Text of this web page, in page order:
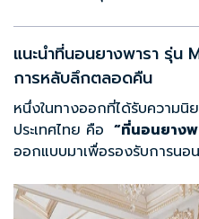
แนะนำที่นอนยางพารา รุ่น
การหลับลึกตลอดคืน
หนึ่งในทางออกที่ได้รับความ
ประเทศไทย คือ “ที่นอนยางพ
ออกแบบมาเพื่อรองรับการนอ